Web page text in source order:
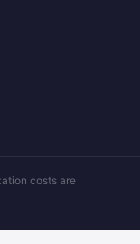
costs are